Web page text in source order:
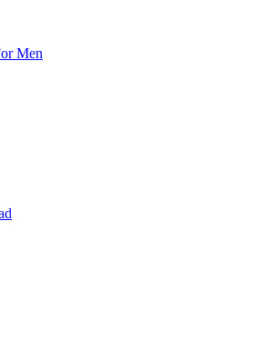
Men